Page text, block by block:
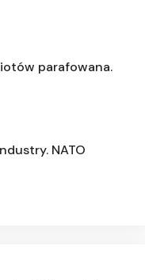
parafowana.
NATO